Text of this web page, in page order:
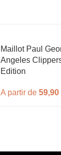
Maillot Paul
Angeles
Edition
A partir de 59,90